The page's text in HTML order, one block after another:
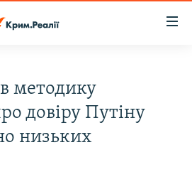
методику
довіру Путіну
низьких